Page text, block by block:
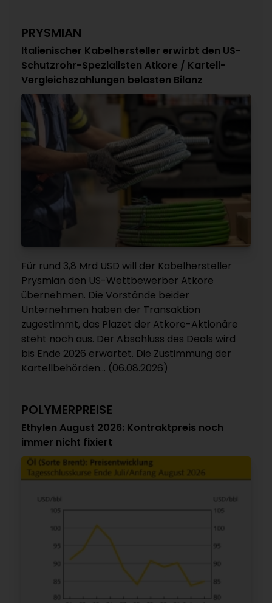
PRYSMIAN
Italienischer Kabelhersteller erwirbt den US-
Schutzrohr-Spezialisten Atkore / Kartell-
Vergleichszahlungen belasten Bilanz
Für rund 3,8 Mrd USD will der Kabelhersteller
Prysmian den US-Wettbewerber Atkore
übernehmen. Die Vorstände beider
Unternehmen haben der Transaktion
zugestimmt, das Plazet der Atkore-Aktionäre
steht noch aus. Der Abschluss des Deals wird
bis Ende 2026 erwartet. Die Zustimmung der
Kartellbehörden... (06.08.2026)
POLYMERPREISE
Ethylen August 2026: Kontraktpreis noch
immer nicht fixiert